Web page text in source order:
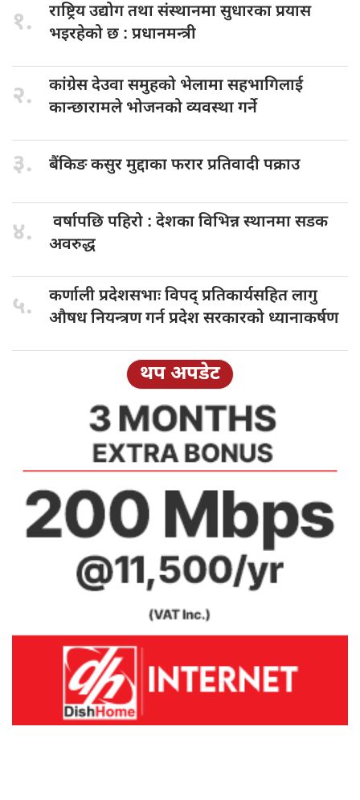
१. राष्ट्रिय उद्योगतथा संस्थानमा सुधारका प्रयास
भइरहेको छ : प्रधानमन्त्री
२. कांग्रेस देउवासमुहको भेलामा सहभागिलाई
कान्छारामले भोजनको व्यवस्था गर्ने
३. बैंकिङ कसुरमुद्दाका फरार प्रतिवादी पक्राउ
४. वर्षापछि पहिरो : देशका विभिन्न स्थानमा सडक
अवरुद्ध
५. कर्णाली प्रदेशसभाःविपद् प्रतिकार्यसहित लागु
औषध नियन्त्रण गर्न प्रदेश सरकारको ध्यानाकर्षण
थप अपडेट